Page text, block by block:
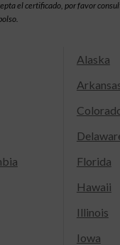
el certificado, por favor
Alaska
Florida
Hawaii
Illinois
Iowa